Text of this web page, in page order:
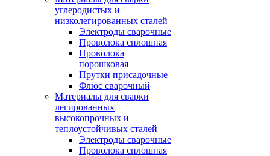
углеродистых и
низколегированных сталей
Электроды сварочные
Проволока сплошная
Проволока
порошковая
Прутки присадочные
Флюс сварочный
Материалы для сварки
легированных
высокопрочных и
теплоустойчивых сталей
Электроды сварочные
Проволока сплошная